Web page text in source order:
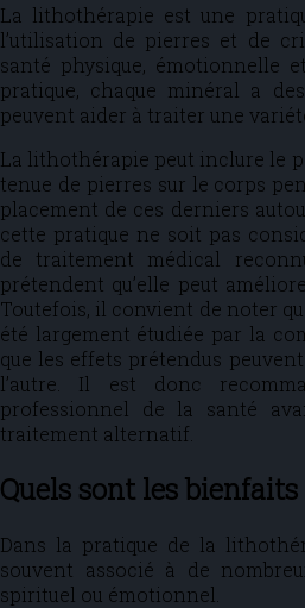
La lithothérapie est une
l’utilisation de pierres et de
santé physique, émotionnelle
pratique, chaque minéral a
peuvent aider à traiter une
La lithothérapie peut inclure le
tenue de pierres sur le corps
placement de ces derniers
cette pratique ne soit pas
de traitement médical
prétendent qu’elle peut
Toutefois, il convient de noter
été largement étudiée par la
que les effets prétendus
l’autre. Il est donc
professionnel de la santé
traitement alternatif.
Quels sont les
Dans la pratique de la
souvent associé à de
spirituel ou émotionnel.